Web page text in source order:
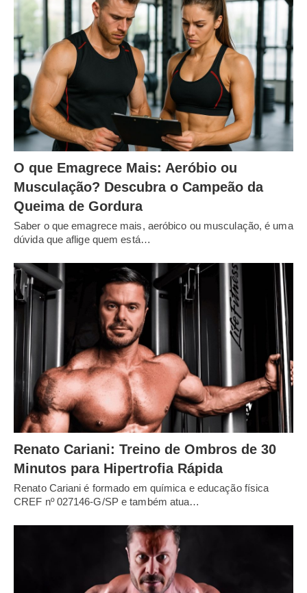
O que Emagrece Mais: Aeróbio ou
Musculação? Descubra o Campeão da
Queima de Gordura
Saber o que emagrece mais, aeróbico ou musculação, é uma
dúvida que aflige quem está…
Renato Cariani: Treino de Ombros de 30
Minutos para Hipertrofia Rápida
Renato Cariani é formado em química e educação física
CREF nº 027146-G/SP e também atua…